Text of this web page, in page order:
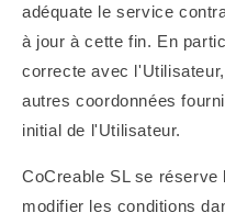
adéquate le service
à jour à cette fin. En
correcte avec
autres coordonnées
initial de l'Utilisateur.
CoCreable SL se
modifier les conditions